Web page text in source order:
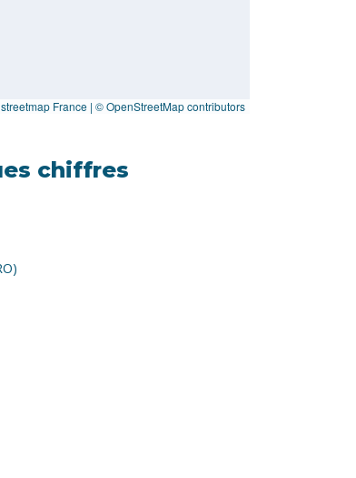
France | ©OpenStreetMapcontributors
chiffres